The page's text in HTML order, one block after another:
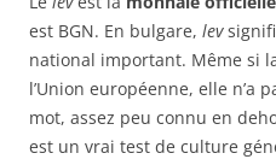
est BGN. En bulgare, lev
national important. Même si
l’Union européenne, elle n’a
mot, assez peu connu en
est un vrai test de culture